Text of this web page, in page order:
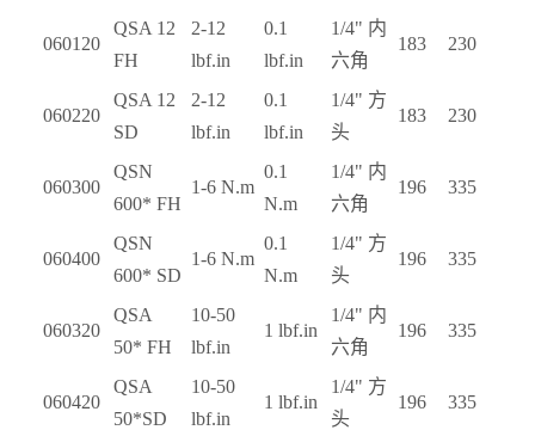
060120
QSA 12
FH
2-12
lbf.in
0.1
lbf.in
1/4" 内
六角
183 230
060220
QSA 12
SD
2-12
lbf.in
0.1
lbf.in
1/4" 方
头
183 230
060300
QSN
600* FH
1-6 N.m
0.1
N.m
1/4" 内
六角
196 335
060400
QSN
600* SD
1-6 N.m
0.1
N.m
1/4" 方
头
196 335
060320
QSA
50* FH
10-50
lbf.in
1 lbf.in
1/4" 内
六角
196 335
060420
QSA
50*SD
10-50
lbf.in
1 lbf.in
1/4" 方
头
196 335